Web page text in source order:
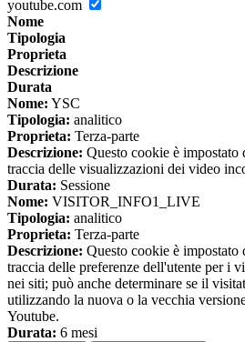
youtube.com
Nome
Tipologia
Proprieta
Descrizione
Durata
Nome: YSC
Tipologia: analitico
Proprieta: Terza-parte
Descrizione: Questo cookie è impostato
traccia delle visualizzazioni dei video
Durata: Sessione
Nome: VISITOR_INFO1_LIVE
Tipologia: analitico
Proprieta: Terza-parte
Descrizione: Questo cookie è impostato
traccia delle preferenze dell'utente per i
nei siti; può anche determinare se il
utilizzando la nuova o la vecchia
Youtube.
Durata: 6 mesi